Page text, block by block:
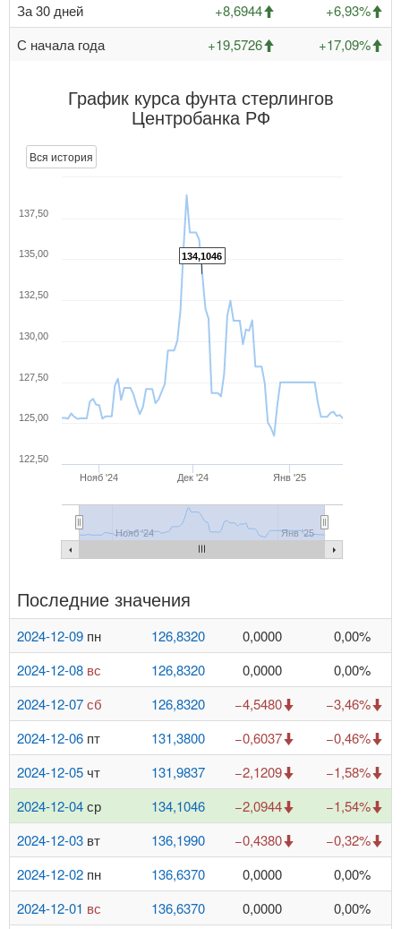
За 30 дней
+8,6944
+6,93%
С начала года
+19,5726 +17,09%
График курса фунта стерлингов
Центробанка РФ
Вся история
134,1046
Нояб '24 Дек '24 Янв '25
Нояб '24 Янв '25
122,50
125,00
127,50
130,00
132,50
135,00
137,50
Последние значения
2024-12-09 пн 126,8320 0,0000
0,00%
2024-12-08 вс 126,8320 0,0000
0,00%
2024-12-07сб 126,8320 −4,5480
−3,46%
2024-12-06 пт 131,3800 −0,6037
−0,46%
2024-12-05 чт 131,9837 −2,1209
−1,58%
2024-12-04ср 134,1046 −2,0944
−1,54%
2024-12-03 вт 136,1990 −0,4380
−0,32%
2024-12-02 пн 136,6370 0,0000
0,00%
2024-12-01 вс 136,6370 0,0000
0,00%